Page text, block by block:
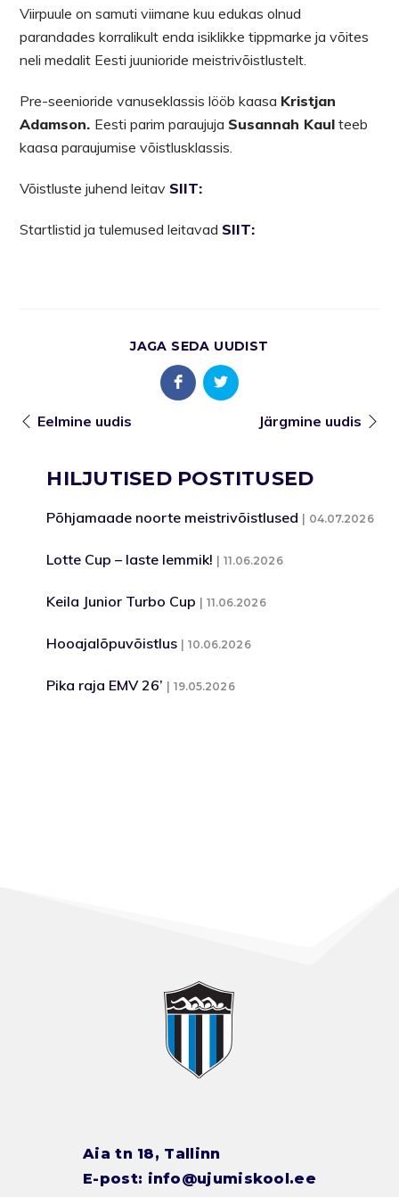
Viirpuule on samuti viimane kuu edukas olnud
parandades korralikult enda isiklikke tippmarke ja võites
neli medalit Eesti juunioride meistrivõistlustelt.
Pre-seenioride vanuseklassis lööb kaasa Kristjan
Adamson. Eesti parim paraujuja Susannah Kaul teeb
kaasa paraujumise võistlusklassis.
Võistluste juhend leitav SIIT:
Startlistid ja tulemused leitavad SIIT:
JAGA SEDA UUDIST
Eelmine uudis Järgmine uudis
HILJUTISED POSTITUSED
Põhjamaade noorte meistrivõistlused 04.07.2026
Lotte Cup – laste lemmik! 11.06.2026
Keila Junior Turbo Cup 11.06.2026
Hooajalõpuvõistlus 10.06.2026
Pika raja EMV 26’ 19.05.2026
Aia tn 18, Tallinn
E-post: info@ujumiskool.ee